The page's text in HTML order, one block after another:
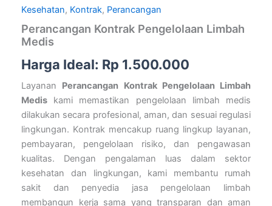
Kesehatan, Kontrak, Perancangan
Perancangan Kontrak Pengelolaan Limbah
Medis
Harga Ideal: Rp 1.500.000
Layanan Perancangan Kontrak Pengelolaan Limbah
Medis kami memastikan pengelolaan limbah medis
dilakukan secara profesional, aman, dan sesuai regulasi
lingkungan. Kontrak mencakup ruang lingkup layanan,
pembayaran, pengelolaan risiko, dan pengawasan
kualitas. Dengan pengalaman luas dalam sektor
kesehatan dan lingkungan, kami membantu rumah
sakit dan penyedia jasa pengelolaan limbah
membangun kerja sama yang transparan dan aman
Limbah